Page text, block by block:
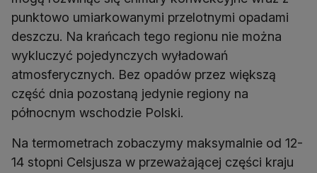
punktowo umiarkowanymi przelotnymi opadami
deszczu. Na krańcach tego regionu nie można
wykluczyć pojedynczych wyładowań
atmosferycznych. Bez opadów przez większą
część dnia pozostaną jedynie regiony na
północnym wschodzie Polski.
Na termometrach zobaczymy maksymalnie od 12-
14 stopni Celsjusza w przeważającej części kraju